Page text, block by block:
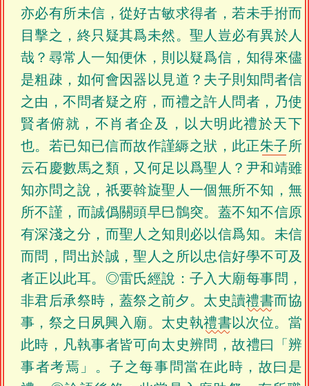
亦必有所未信，從好古敏求得者，若未手拊而
目擊之，終只疑其爲未然。聖人豈必有異於人
哉？尋常人一知便休，則以疑爲信，知得來儘
是粗疎，如何會因器以見道？夫子則知問者信
之由，不問者疑之府，而禮之許人問者，乃使
賢者俯就，不肖者企及，以大明此禮於天下
也。若已知已信而故作謹縟之狀，此正朱子所
云石慶數馬之類，又何足以爲聖人？尹和靖雖
知亦問之說，祇要斡旋聖人一個無所不知，無
所不謹，而誠僞關頭早巳鶻突。蓋不知不信原
有深淺之分，而聖人之知則必以信爲知。未信
而問，問出於誠，聖人之所以忠信好學不可及
者正以此耳。◎雷氏經說：子入大廟每事問，
非君后承祭時，蓋祭之前夕。太史讀禮書而協
事，祭之日夙興入廟。太史執禮書以次位。當
此時，凡執事者皆可向太史辨問，故禮曰「辨
事者考焉」。子之每事問當在此時，故曰是